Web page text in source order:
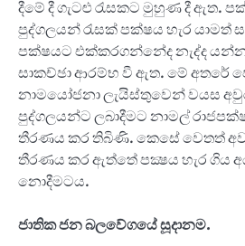
දීමේ දී ගැටළු රැසකට මුහුණ දී ඇත.
පුද්ගලයන් රැසක් පක්ෂය හැර යාමත්
පක්ෂයට එක්කරගන්නේද නැද්ද
සාකච්ඡා ආරම්භ වී ඇත. මේ අතරේ
නාමයෝජනා ලැයිස්තුවෙන් වයස
පුද්ගලයන්ට ලබාදීමට නාමල්
තීරණය කර තිබිණි. කෙසේ වෙතත්
තීරණය කර ඇත්තේ පක්‍ෂය හැර ගිය
නොදීමටය.
ජාතික ජන බලවේගයේ සූදානම.